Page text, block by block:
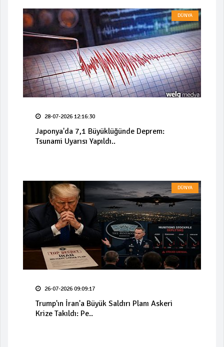
DÜNYA
28-07-2026 12:16:30
Japonya'da 7,1 Büyüklüğünde Deprem:
Tsunami Uyarısı Yapıldı..
DÜNYA
26-07-2026 09:09:17
Trump'ın İran'a Büyük Saldırı Planı Askeri
Krize Takıldı: Pe..